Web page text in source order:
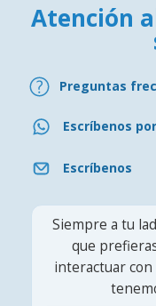
Atención
Preguntas
Escríbenos
Escríbenos
Siempre a tu
que
interactuar con